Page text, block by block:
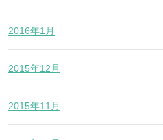
2016年1月
2015年12月
2015年11月